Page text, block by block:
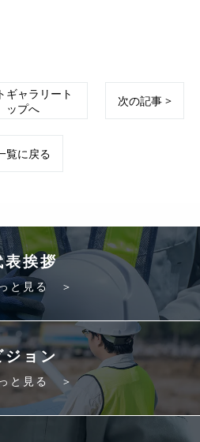
ギャラリート
ップへ
次の記事 >
覧に戻る
表挨拶
と見る ＞
ジョン
と見る ＞